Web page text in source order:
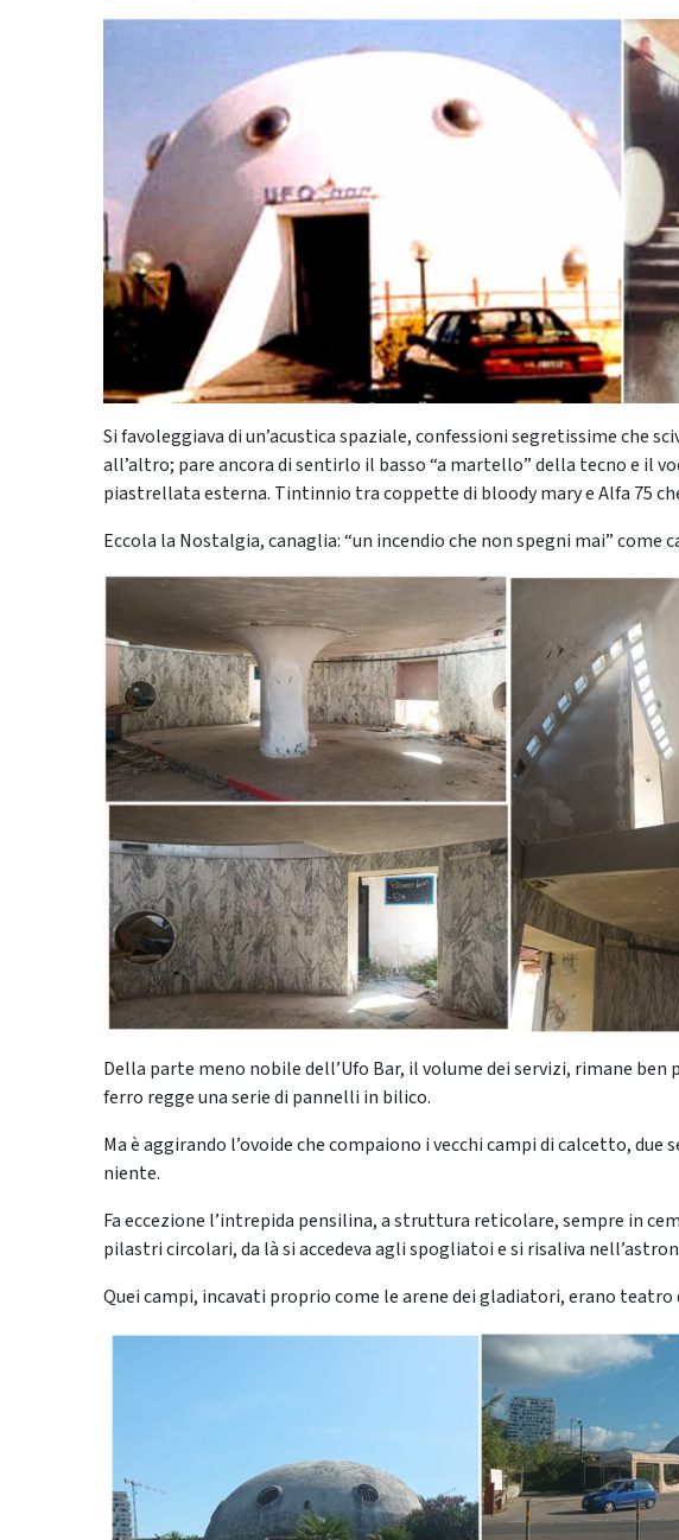
Si favoleggiava di un’acustica spaziale, confessioni segretissime che
all’altro; pare ancora di sentirlo il basso “a martello” della tecno e il
piastrellata esterna. Tintinnio tra coppette di bloody mary e Alfa 75
Eccola la Nostalgia, canaglia: “un incendio che non spegni mai” come
Della parte meno nobile dell’Ufo Bar, il volume dei servizi, rimane
ferro regge una serie di pannelli in bilico.
Ma è aggirando l’ovoide che compaiono i vecchi campi di calcetto, due
niente.
Fa eccezione l’intrepida pensilina, a struttura reticolare, sempre in
pilastri circolari, da là si accedeva agli spogliatoi e si risaliva
Quei campi, incavati proprio come le arene dei gladiatori, erano